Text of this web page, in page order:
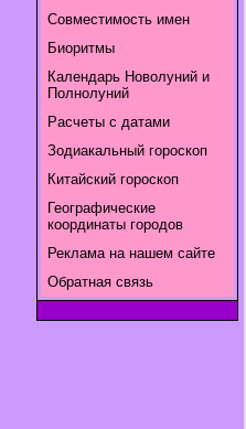
Совместимость имен
Биоритмы
Календарь Новолуний и
Полнолуний
Расчеты с датами
Зодиакальный гороскоп
Китайский гороскоп
Географические
координаты городов
Реклама на нашем сайте
Обратная связь